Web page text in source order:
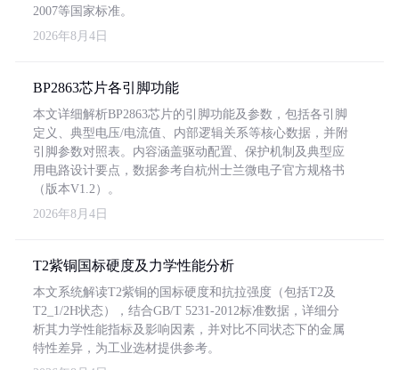
2007等国家标准。
2026年8月4日
BP2863芯片各引脚功能
本文详细解析BP2863芯片的引脚功能及参数，包括各引脚
定义、典型电压/电流值、内部逻辑关系等核心数据，并附
引脚参数对照表。内容涵盖驱动配置、保护机制及典型应
用电路设计要点，数据参考自杭州士兰微电子官方规格书
（版本V1.2）。
2026年8月4日
T2紫铜国标硬度及力学性能分析
本文系统解读T2紫铜的国标硬度和抗拉强度（包括T2及
T2_1/2H状态），结合GB/T 5231-2012标准数据，详细分
析其力学性能指标及影响因素，并对比不同状态下的金属
特性差异，为工业选材提供参考。